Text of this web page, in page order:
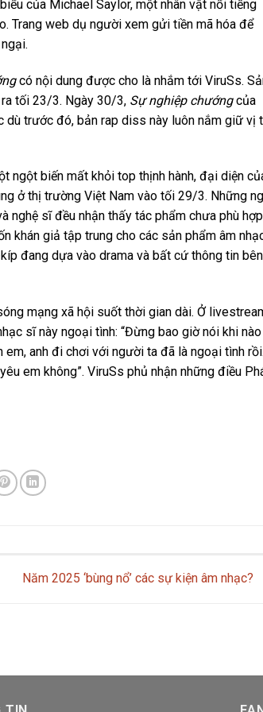
của Michael Saylor, một nhân vật nổi tiếng
Trang web dụ người xem gửi tiền mã hóa để
có nội dung được cho là nhắm tới ViruSs.
tối 23/3. Ngày 30/3, Sự nghiệp chướngcủa
dù trước đó, bản rap diss này luôn nắm giữ vị
ngột biến mất khỏi top thịnh hành, đại diện
ở thị trường Việt Nam vào tối 29/3. Những
nghệ sĩ đều nhận thấy tác phẩm chưa phù
khán giả tập trung cho các sản phẩm âm
đang dựa vào drama và bất cứ thông tin
mạng xã hội suốt thời gian dài. Ở
sĩ này ngoại tình: “Đừng bao giờ nói khi nào
anh đi chơi với người ta đã là ngoại tình rồi.
em không”. ViruSs phủ nhận những điều
Năm 2025 ‘bùng nổ’ các sự kiện âm nhạc?